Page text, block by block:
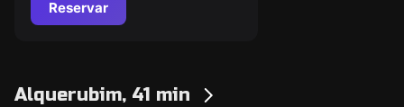
Reservar
Alquerubim, 41 min